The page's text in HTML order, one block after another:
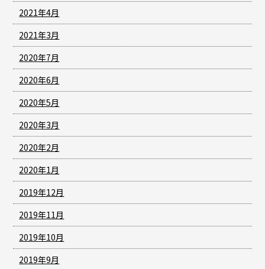
2021年4月
2021年3月
2020年7月
2020年6月
2020年5月
2020年3月
2020年2月
2020年1月
2019年12月
2019年11月
2019年10月
2019年9月